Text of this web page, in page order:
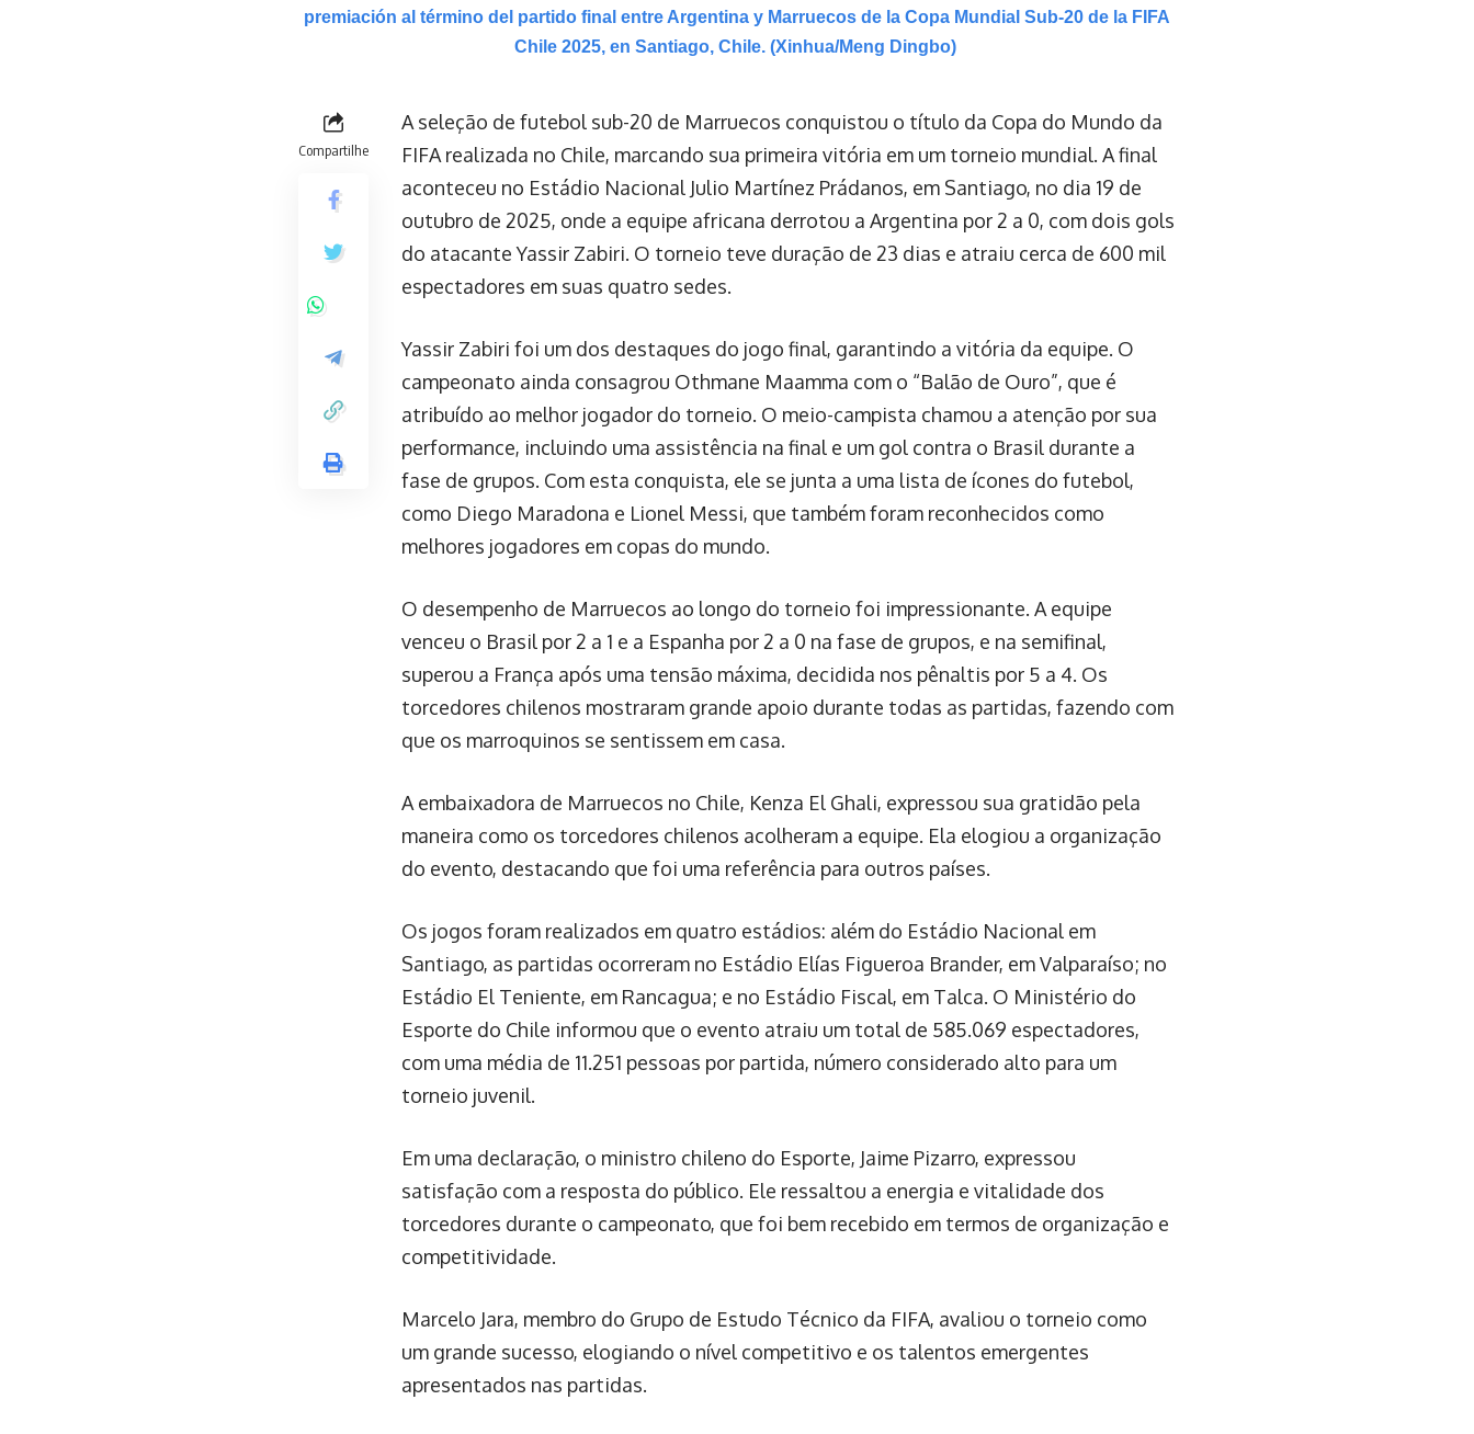
premiación al término del partido final entre Argentina y Marruecos de la Copa Mundial Sub-20 de la FIFA
Chile 2025, en Santiago, Chile. (Xinhua/Meng Dingbo)
Compartilhe
A seleção de futebol sub-20 de Marruecos conquistou o título da Copa do Mundo da
FIFA realizada no Chile, marcando sua primeira vitória em um torneio mundial. A final
aconteceu no Estádio Nacional Julio Martínez Prádanos, em Santiago, no dia 19 de
outubro de 2025, onde a equipe africana derrotou a Argentina por 2 a 0, com dois gols
do atacante Yassir Zabiri. O torneio teve duração de 23 dias e atraiu cerca de 600 mil
espectadores em suas quatro sedes.
Yassir Zabiri foi um dos destaques do jogo final, garantindo a vitória da equipe. O
campeonato ainda consagrou Othmane Maamma com o “Balão de Ouro”, que é
atribuído ao melhor jogador do torneio. O meio-campista chamou a atenção por sua
performance, incluindo uma assistência na final e um gol contra o Brasil durante a
fase de grupos. Com esta conquista, ele se junta a uma lista de ícones do futebol,
como Diego Maradona e Lionel Messi, que também foram reconhecidos como
melhores jogadores em copas do mundo.
O desempenho de Marruecos ao longo do torneio foi impressionante. A equipe
venceu o Brasil por 2 a 1 e a Espanha por 2 a 0 na fase de grupos, e na semifinal,
superou a França após uma tensão máxima, decidida nos pênaltis por 5 a 4. Os
torcedores chilenos mostraram grande apoio durante todas as partidas, fazendo com
que os marroquinos se sentissem em casa.
A embaixadora de Marruecos no Chile, Kenza El Ghali, expressou sua gratidão pela
maneira como os torcedores chilenos acolheram a equipe. Ela elogiou a organização
do evento, destacando que foi uma referência para outros países.
Os jogos foram realizados em quatro estádios: além do Estádio Nacional em
Santiago, as partidas ocorreram no Estádio Elías Figueroa Brander, em Valparaíso; no
Estádio El Teniente, em Rancagua; e no Estádio Fiscal, em Talca. O Ministério do
Esporte do Chile informou que o evento atraiu um total de 585.069 espectadores,
com uma média de 11.251 pessoas por partida, número considerado alto para um
torneio juvenil.
Em uma declaração, o ministro chileno do Esporte, Jaime Pizarro, expressou
satisfação com a resposta do público. Ele ressaltou a energia e vitalidade dos
torcedores durante o campeonato, que foi bem recebido em termos de organização e
competitividade.
Marcelo Jara, membro do Grupo de Estudo Técnico da FIFA, avaliou o torneio como
um grande sucesso, elogiando o nível competitivo e os talentos emergentes
apresentados nas partidas.